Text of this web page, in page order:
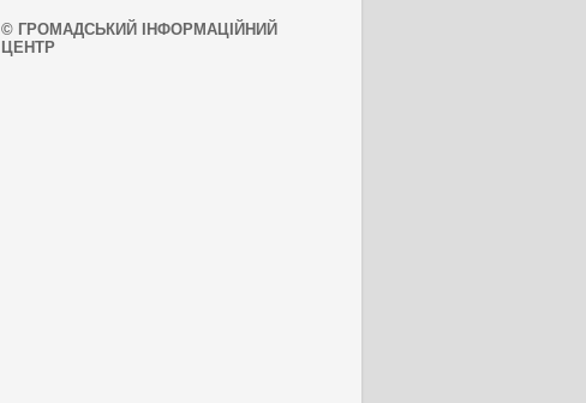
© ГРОМАДСЬКИЙ ІНФОРМАЦІЙНИЙ
ЦЕНТР